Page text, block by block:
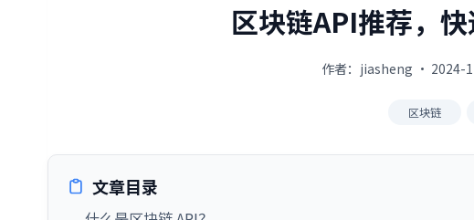
区块链API推荐，
作者：jiasheng · 2024-
区块链
文章目录